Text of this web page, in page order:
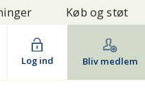
Køb og støt
Log ind Bliv medlem